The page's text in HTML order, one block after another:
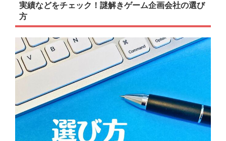
実績などをチェック！謎解きゲーム企画会社の選び
方